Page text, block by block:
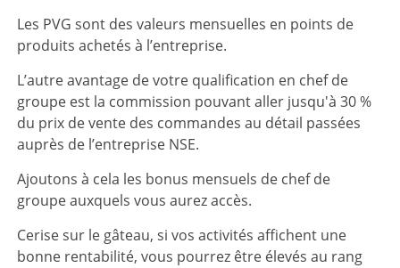
Les PVG sont des valeurs mensuelles en points de
produits achetés à l’entreprise.
L’autre avantage de votre qualification en chef de
groupe est la commission pouvant aller jusqu'à 30 %
du prix de vente des commandes au détail passées
auprès de l’entreprise NSE.
Ajoutons à cela les bonus mensuels de chef de
groupe auxquels vous aurez accès.
Cerise sur le gâteau, si vos activités affichent une
bonne rentabilité, vous pourrez être élevés au rang